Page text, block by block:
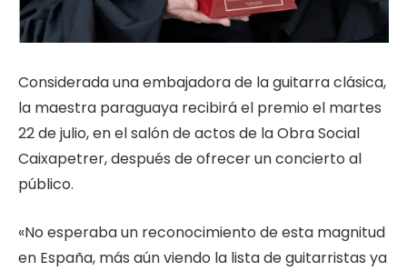
Considerada una embajadora de la guitarra clásica,
la maestra paraguaya recibirá el premio el martes
22 de julio, en el salón de actos de la Obra Social
Caixapetrer, después de ofrecer un concierto al
público.
«No esperaba un reconocimiento de esta magnitud
en España, más aún viendo la lista de guitarristas ya